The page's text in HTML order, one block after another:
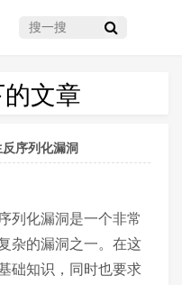
搜一搜
文章
序列化漏洞
列化漏洞是一个非常
杂的漏洞之一。在这
础知识，同时也要求